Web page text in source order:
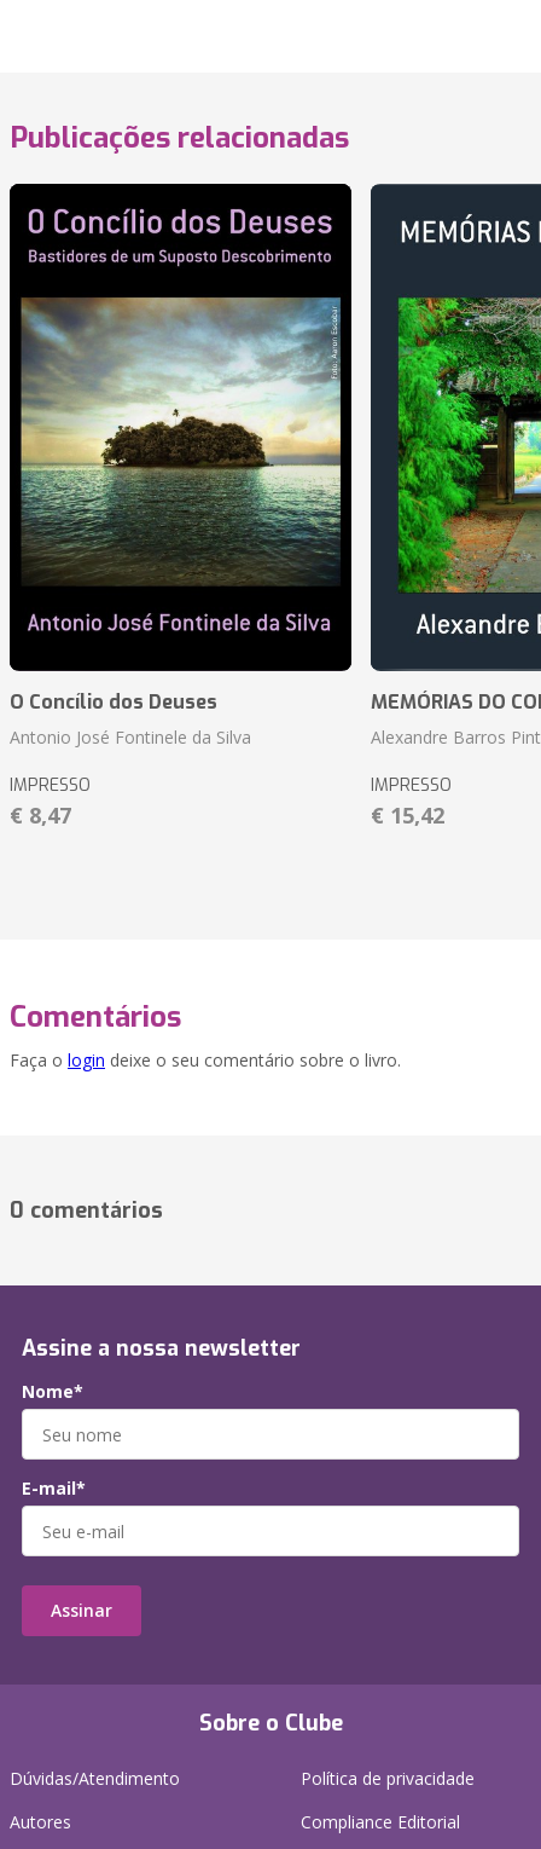
Publicações relacionadas
O Concílio dos Deuses
Antonio José Fontinele da Silva
IMPRESSO
€ 8,47
MEMÓRIAS DO
Alexandre Barros
IMPRESSO
€ 15,42
Comentários
Faça o login deixe o seu comentário sobre o livro.
0 comentários
Sobre o Clube
Dúvidas/Atendimento
Autores
Política de privacidade
Compliance Editorial
Assine a nossa newsletter
Nome*
E-mail*
Assinar